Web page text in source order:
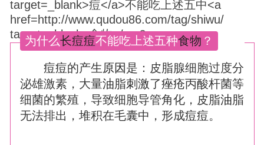
为什么长痘痘不能吃上述五种食物 ？
痘痘的产生原因是：皮脂腺细胞过度分
泌雄激素，大量油脂刺激了痤疮丙酸杆菌等
细菌的繁殖，导致细胞导管角化，皮脂油脂
无法排出，堆积在毛囊中，形成痘痘。